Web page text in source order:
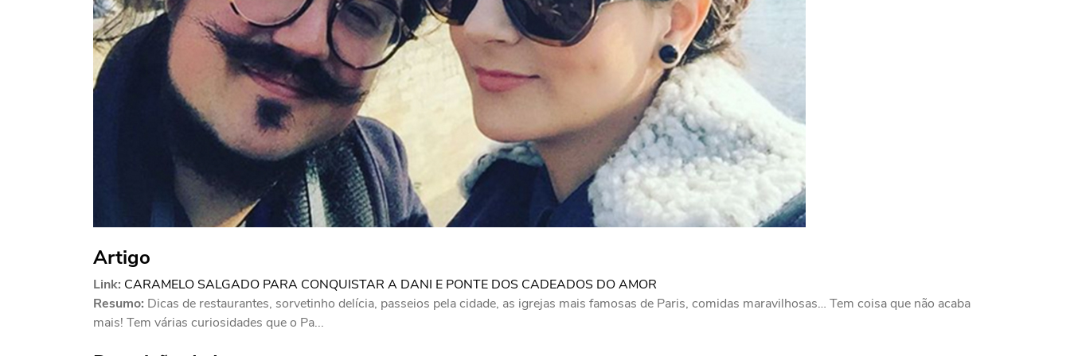
Artigo
Link: CARAMELO SALGADO PARA CONQUISTAR A DANI E PONTE DOS CADEADOS DO AMOR
Resumo: Dicas de restaurantes, sorvetinho delícia, passeios pela cidade, as igrejas mais famosas de Paris, comidas maravilhosas… Tem coisa que não acaba
mais! Tem várias curiosidades que o Pa...